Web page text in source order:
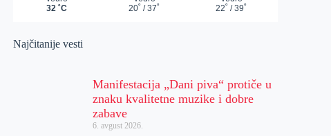
Najčitanije vesti
Manifestacija „Dani piva“ protiče u
znaku kvalitetne muzike i dobre
zabave
6. avgust 2026.